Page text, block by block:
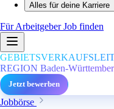
Alles für deine Karriere
Für ArbeitgeberJob finden
REGION Baden-
Jetzt bewerben
Jobbörse